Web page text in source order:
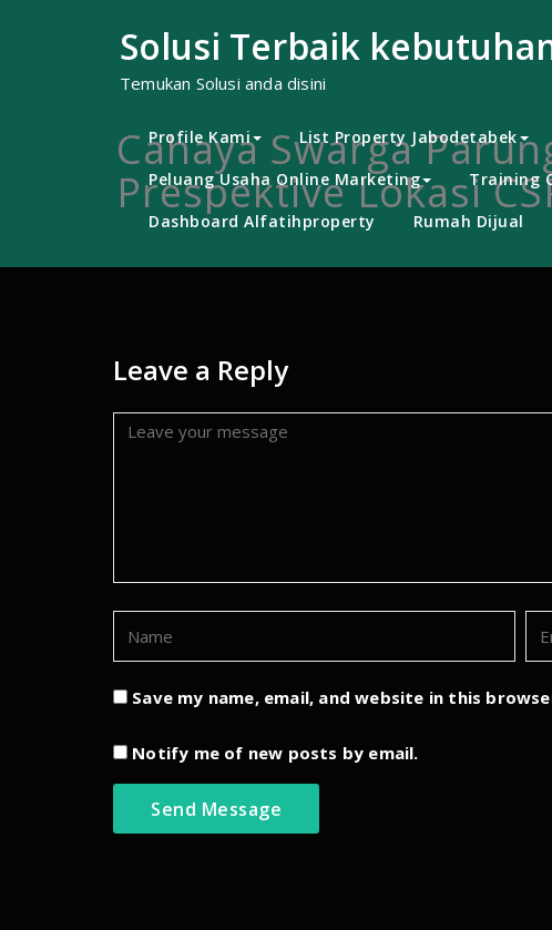
Solusi Terbaik
Temukan Solusi anda disini
Profile Kami List Property Jabodetabek
Peluang Usaha Online Marketing
Training
Dashboard Alfatihproperty
Rumah Dijual
Cahaya Swarga
Prespektive Lokasi
Leave a Reply
Save my name, email, and website in this
Notify me of new posts by email.